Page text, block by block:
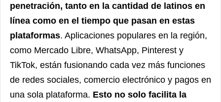
penetración, tanto en la cantidad de latinos en
línea como en el tiempo que pasan en estas
plataformas. Aplicaciones populares en la región,
como Mercado Libre, WhatsApp, Pinterest y
TikTok, están fusionando cada vez más funciones
de redes sociales, comercio electrónico y pagos en
una sola plataforma. Esto no solo facilita la